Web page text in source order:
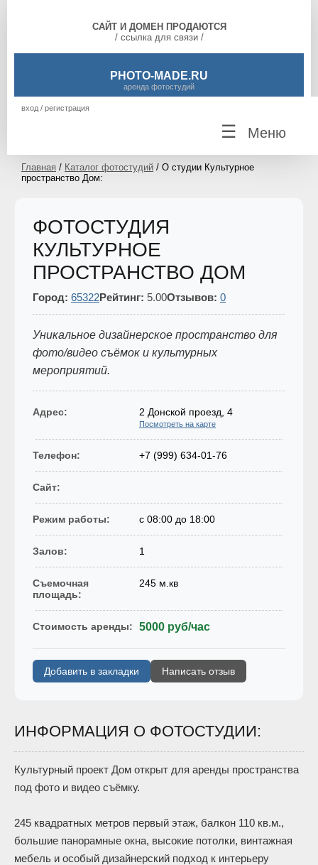
САЙТ И ДОМЕН ПРОДАЮТСЯ
/ ссылка для связи /
PHOTO-MADE.RU
аренда фотостудий
вход / регистрация
☰ Меню
Главная / Каталог фотостудий / О студии Культурное
пространство Дом:
ФОТОСТУДИЯ
КУЛЬТУРНОЕ
ПРОСТРАНСТВО ДОМ
Город: 65322Рейтинг: 5.00Отзывов: 0
Уникальное дизайнерское пространство для
фото/видео съёмок и культурных
мероприятий.
Адрес: 2 Донской проезд, 4
Посмотреть на карте
Телефон: +7 (999) 634-01-76
Сайт:
Режим работы: c 08:00 до 18:00
Залов: 1
Съемочная
площадь:
245 м.кв
Стоимость аренды: 5000 руб/час
Добавить в закладки Написать отзыв
ИНФОРМАЦИЯ О ФОТОСТУДИИ:
Культурный проект Дом открыт для аренды пространства
под фото и видео съёмку.
245 квадратных метров первый этаж, балкон 110 кв.м.,
большие панорамные окна, высокие потолки, винтажная
мебель и особый дизайнерский подход к интерьеру